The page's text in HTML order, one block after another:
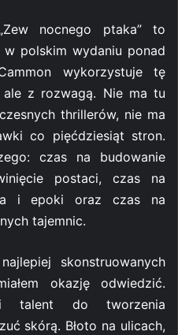
nocnego ptaka” to
polskim wydaniu ponad
wykorzystuje tę
ale z rozwagą. Nie ma tu
thrillerów, nie ma
co pięćdziesiąt stron.
czas na budowanie
postaci, czas na
i epoki oraz czas na
tajemnic.
skonstruowanych
okazję odwiedzić.
talent do tworzenia
skórą. Błoto na ulicach,